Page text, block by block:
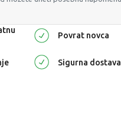
Povrat novca
Sigurna dostava